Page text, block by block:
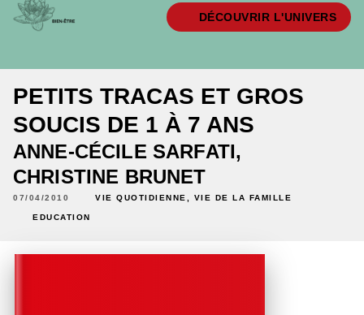
DÉCOUVRIR L'UNIVERS
PETITS TRACAS ET GROS
SOUCIS DE 1 À 7 ANS
ANNE-CÉCILE SARFATI,
CHRISTINE BRUNET
07/04/2010 VIE QUOTIDIENNE, VIE DE LA FAMILLE
EDUCATION